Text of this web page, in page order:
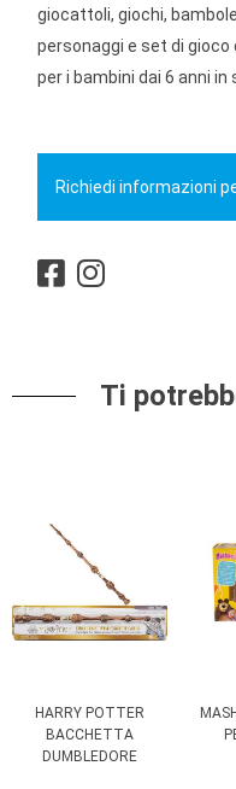
giocattoli, giochi,
personaggi e set di
per i bambini dai 6 anni in
Richiedi informazioni
Ti
HARRY POTTER
BACCHETTA
DUMBLEDORE